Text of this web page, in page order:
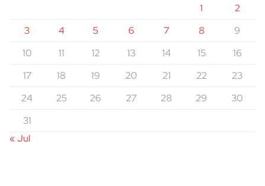
1
2
3
4 5 6 7 8
9
10
11 12 13 14 15
16
17
18 19 20 21 22
23
24
25 26 27 28 29
30
31
« Jul